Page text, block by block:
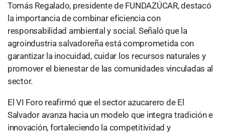
Tomás Regalado, presidente de FUNDAZÚCAR, destacó
la importancia de combinar eficiencia con
responsabilidad ambiental y social. Señaló que la
agroindustria salvadoreña está comprometida con
garantizar la inocuidad, cuidar los recursos naturales y
promover el bienestar de las comunidades vinculadas al
sector.
El VI Foro reafirmó que el sector azucarero de El
Salvador avanza hacia un modelo que integra tradición e
innovación, fortaleciendo la competitividad y